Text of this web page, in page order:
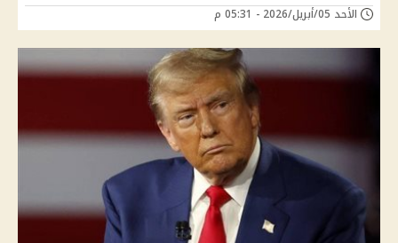
الأحد 05/أبريل/2026 - 05:31 م